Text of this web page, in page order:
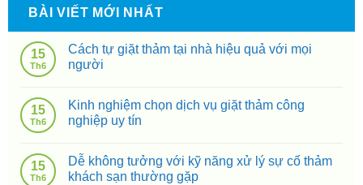
BÀI VIẾT MỚI NHẤT
15
Th6
Cách tự giặt thảm tại nhà hiệu quả với mọi
người
15
Th6
Kinh nghiệm chọn dịch vụ giặt thảm công
nghiệp uy tín
15
Th6
Dễ không tưởng với kỹ năng xử lý sự cố thảm
khách sạn thường gặp